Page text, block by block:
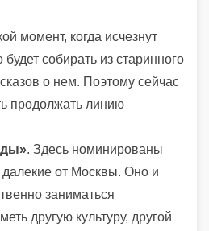
момент, когда исчезнут
будет собирать из старинного
о нем. Поэтому сейчас
продолжать линию
. Здесь номинированы
от Москвы. Оно и
заниматься
другую культуру, другой